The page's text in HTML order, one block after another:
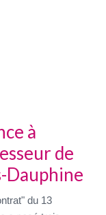
à
de
Dauphine
du 13